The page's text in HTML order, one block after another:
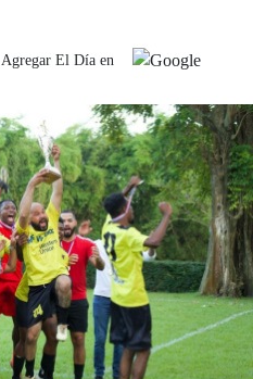
Agregar El Día en